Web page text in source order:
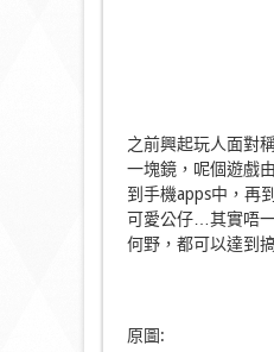
之前興起玩人面對
一塊鏡，呢個遊戲
到手機apps中，再
可愛公仔…其實唔
何野，都可以達到
原圖: